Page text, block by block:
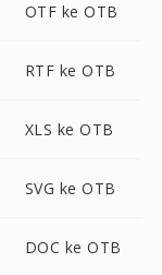
OTF ke OTB
RTF ke OTB
XLS ke OTB
SVG ke OTB
DOC ke OTB